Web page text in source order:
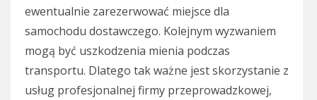
ewentualnie zarezerwować miejsce dla
samochodu dostawczego. Kolejnym wyzwaniem
mogą być uszkodzenia mienia podczas
transportu. Dlatego tak ważne jest skorzystanie z
usług profesjonalnej firmy przeprowadzkowej,